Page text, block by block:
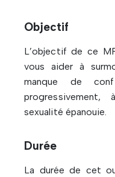
Objectif
L’objectif de ce
vous aider à
manque de
sexualité épanouie.
Durée
La durée de cet